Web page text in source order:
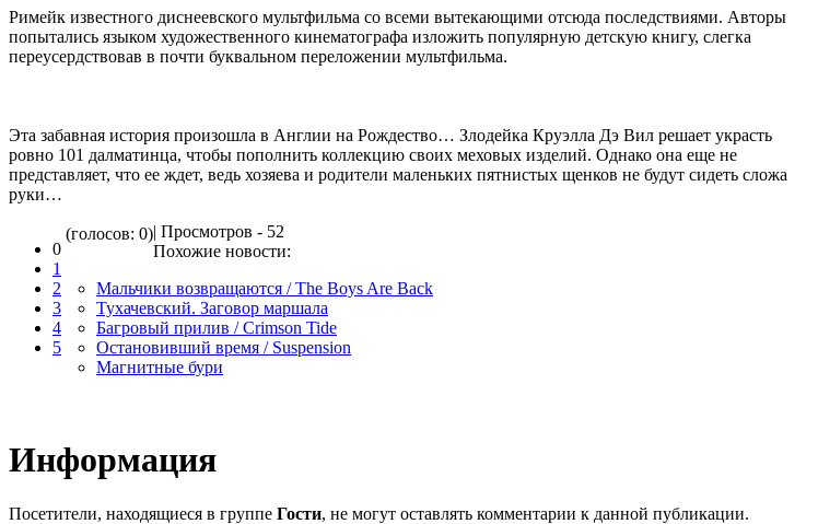
Римейк известного диснеевского мультфильма со всеми вытекающими отсюда последствиями. Авторы
попытались языком художественного кинематографа изложить популярную детскую книгу, слегка
переусердствовав в почти буквальном переложении мультфильма.
Эта забавная история произошла в Англии на Рождество… Злодейка Круэлла Дэ Вил решает украсть
ровно 101 далматинца, чтобы пополнить коллекцию своих меховых изделий. Однако она еще не
представляет, что ее ждет, ведь хозяева и родители маленьких пятнистых щенков не будут сидеть сложа
руки…
0
1
2
3
4
5
(голосов: 0)| Просмотров - 52
Похожие новости:
Мальчики возвращаются / The Boys Are Back
Тухачевский. Заговор маршала
Багровый прилив / Crimson Tide
Остановивший время / Suspension
Магнитные бури
Информация
Посетители, находящиеся в группе Гости, не могут оставлять комментарии к данной публикации.